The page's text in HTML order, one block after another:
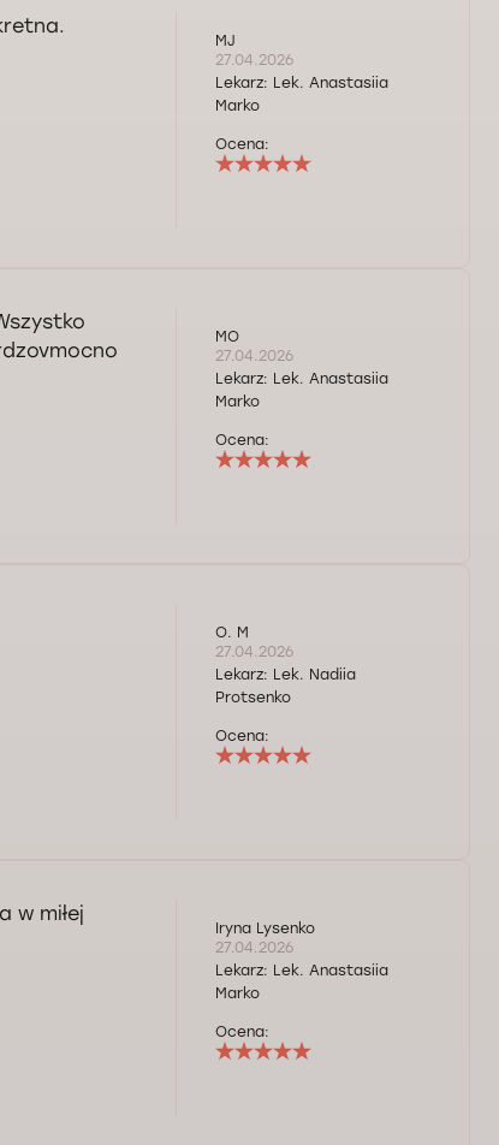
MJ
27.04.2026
Lekarz: Lek. Anastasiia
Marko
Ocena:
MO
27.04.2026
Lekarz: Lek. Anastasiia
Marko
Ocena:
O. M
27.04.2026
Lekarz: Lek. Nadiia
Protsenko
Ocena:
w miłej
Iryna Lysenko
27.04.2026
Lekarz: Lek. Anastasiia
Marko
Ocena: